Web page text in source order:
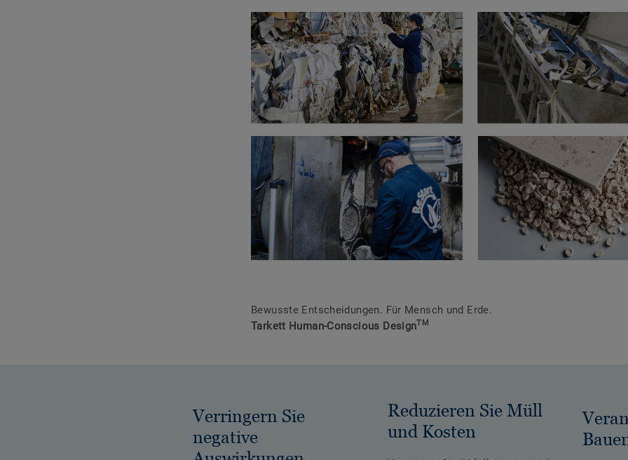
Bewusste Entscheidungen. Für Mensch und Erde.
Tarkett Human-Conscious DesignTM
Verringern Sie
negative
Reduzieren Sie Müll
und Kosten